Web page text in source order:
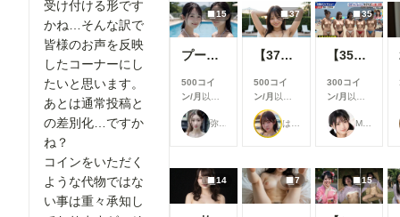
受け付ける形です
かね…そんな訳で
皆様のお声を反映
したコーナーにし
たいと思います。
あとは通常投稿と
の差別化…ですか
ね？
コインをいただく
ような代物ではな
い事は重々承知し
15
プールで撮影４
500コイ
ン/月 以上
支援すると
見ることが
できます
弥太郎
37
【37枚】未処理腋見せプール足コキ
500コイ
ン/月 以上
支援すると
見ることが
できます
はや太郎
35
【35枚】露出教の海水浴（宗派：Grok）
300コイ
ン/月 以上
支援すると
見ることが
できます
M96（むくろ）
14 7 15